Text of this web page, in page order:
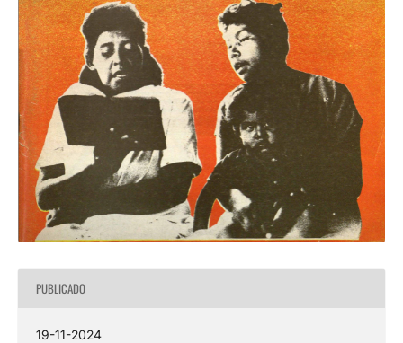
PUBLICADO
19-11-2024